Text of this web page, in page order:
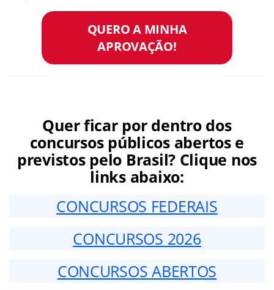
QUERO A MINHA
APROVAÇÃO!
Quer ficar por dentro dos
concursos públicos abertos e
previstos pelo Brasil? Clique nos
links abaixo:
CONCURSOS FEDERAIS
CONCURSOS 2026
CONCURSOS ABERTOS